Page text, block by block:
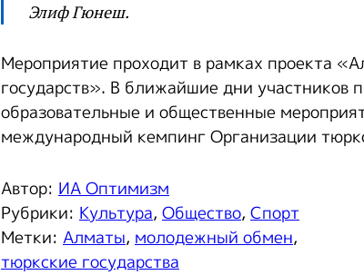
Элиф Гюнеш.
Мероприятие проходит в рамках проекта
государств». В ближайшие дни участников
образовательные и общественные
международный кемпинг Организации
Автор: ИА Оптимизм
Рубрики: Культура, Общество, Спорт
Метки: Алматы, молодежный обмен,
тюркские государства